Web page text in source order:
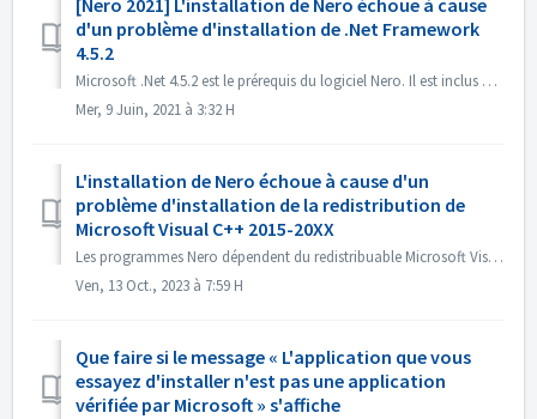
[Nero 2021] L'installation de Nero échoue à cause
d'un problème d'installation de .Net Framework
4.5.2
Microsoft .Net 4.5.2 est le prérequis du logiciel Nero. Il est inclus dans le système Windows 10. Cependant, sur les systèmes Windows 7, 8 ou 8.1, il n'...
Mer, 9 Juin, 2021 à 3:32 H
L'installation de Nero échoue à cause d'un
problème d'installation de la redistribution de
Microsoft Visual C++ 2015-20XX
Les programmes Nero dépendent du redistribuable Microsoft Visual C++. Et nous avons intégré son installation dans notre installateur. Cependant, nous ne pou...
Ven, 13 Oct., 2023 à 7:59 H
Que faire si le message « L'application que vous
essayez d'installer n'est pas une application
vérifiée par Microsoft » s'affiche